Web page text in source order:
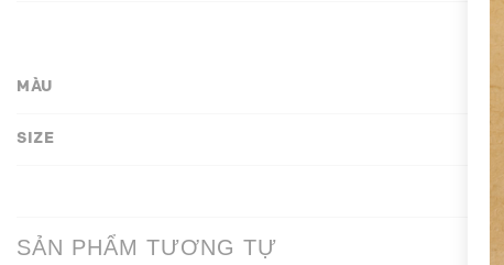
MÀU
SIZE
SẢN PHẨM TƯƠNG TỰ